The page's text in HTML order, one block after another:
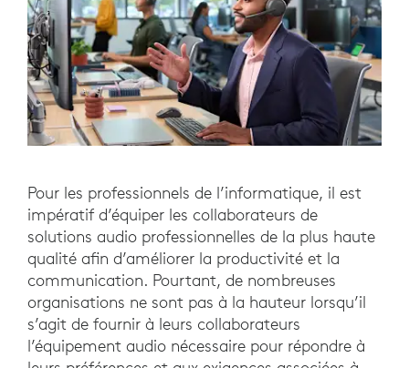
Pour les professionnels de l’informatique, il est
impératif d’équiper les collaborateurs de
solutions audio professionnelles de la plus haute
qualité afin d’améliorer la productivité et la
communication. Pourtant, de nombreuses
organisations ne sont pas à la hauteur lorsqu’il
s’agit de fournir à leurs collaborateurs
l’équipement audio nécessaire pour répondre à